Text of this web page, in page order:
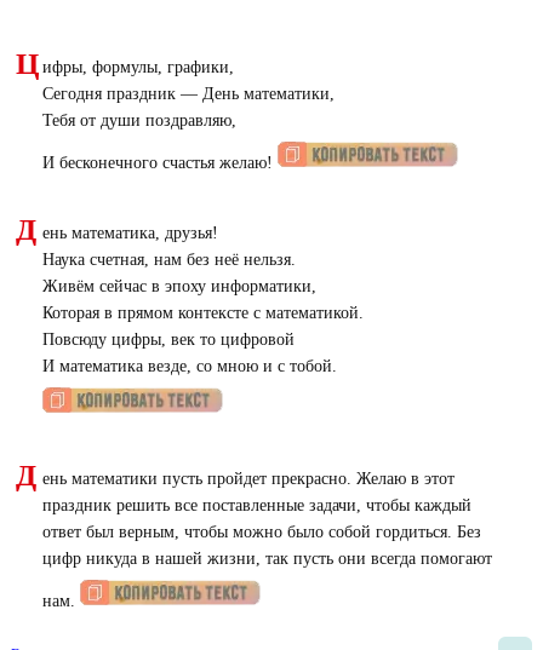
Ц ифры, формулы, графики,
Сегодня праздник — День математики,
Тебя от души поздравляю,
И бесконечного счастья желаю!
Д ень математика, друзья!
Наука счетная, нам без неё нельзя.
Живём сейчас в эпоху информатики,
Которая в прямом контексте с математикой.
Повсюду цифры, век то цифровой
И математика везде, со мною и с тобой.
Д ень математики пусть пройдет прекрасно. Желаю в этот
праздник решить все поставленные задачи, чтобы каждый
ответ был верным, чтобы можно было собой гордиться. Без
цифр никуда в нашей жизни, так пусть они всегда помогают
нам.